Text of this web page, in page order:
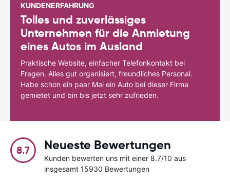
KUNDENERFAHRUNG
Tolles und zuverlässiges
Unternehmen für die Anmietung
eines Autos im Ausland
Praktische Website, einfacher Telefonkontakt bei
Fragen. Alles gut organisiert, freundliches Personal.
Habe schon ein paar Mal ein Auto bei dieser Firma
gemietet und bin bis jetzt sehr zufrieden.
8.7 Neueste Bewertungen
Kunden bewerten uns mit einer 8.7/10 aus
insgesamt 15930 Bewertungen